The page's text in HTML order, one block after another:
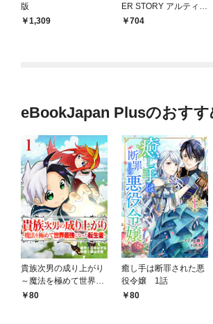
版
1,309
ER STORY アルティメ
ットジャーニー 1
704
eBookJapan Plusのおすす
貴族次男の成り上がり
～魔法を極めて世界最
強になった転生者～
80
癒し手は断罪された悪
役令嬢 1話
80